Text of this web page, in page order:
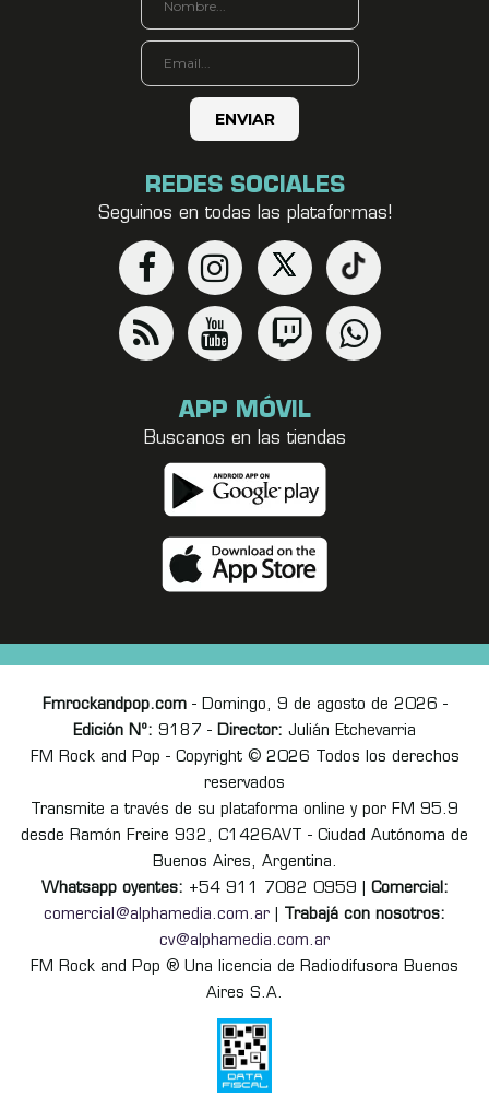
REDES SOCIALES
Seguinos en todas las plataformas!
APP MÓVIL
Buscanos en las tiendas
Fmrockandpop.com- Domingo, 9 de agosto de 2026 -
Edición Nº: 9187 - Director: Julián Etchevarria
FM Rock and Pop - Copyright © 2026 Todos los derechos
reservados
Transmite a través de su plataforma online y por FM 95.9
desde Ramón Freire 932, C1426AVT - Ciudad Autónoma de
Buenos Aires, Argentina.
Whatsapp oyentes: +54 911 7082 0959 | Comercial:
comercial@alphamedia.com.ar
Trabajá con nosotros:
cv@alphamedia.com.ar
FM Rock and Pop ® Una licencia de Radiodifusora Buenos
Aires S.A.